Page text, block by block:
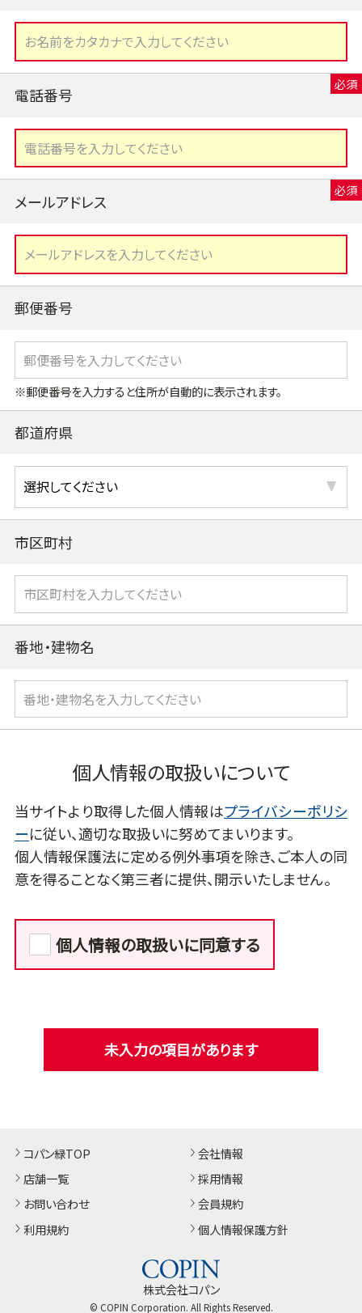
電話番号
メールアドレス
郵便番号
※郵便番号を入力すると住所が自動的に表示されます。
都道府県
市区町村
番地・建物名
個人情報の取扱いについて
当サイトより取得した個人情報はプライバシーポリシ
ーに従い、適切な取扱いに努めてまいります。
個人情報保護法に定める例外事項を除き、ご本人の同
意を得ることなく第三者に提供、開示いたしません。
個人情報の取扱いに同意する
未入力の項目があります
コパン緑TOP
店舗一覧
お問い合わせ
利用規約
会社情報
採用情報
会員規約
個人情報保護方針
株式会社コパン
© COPIN Corporation. All Rights Reserved.